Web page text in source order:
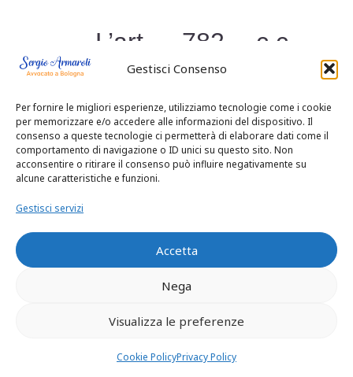
Gestisci Consenso
Per fornire le migliori esperienze, utilizziamo tecnologie come i cookie
per memorizzare e/o accedere alle informazioni del dispositivo. Il
consenso a queste tecnologie ci permetterà di elaborare dati come il
comportamento di navigazione o ID unici su questo sito. Non
acconsentire o ritirare il consenso può influire negativamente su
alcune caratteristiche e funzioni.
Gestisci servizi
Accetta
Nega
Visualizza le preferenze
Cookie PolicyPrivacy Policy
L’art. 782 c.c.
prescrive che per
la validità della
donazione debba
con testimoni,
salvo che